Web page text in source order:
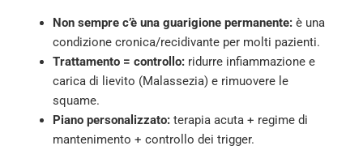
Non sempre c’è una guarigione permanente: è una
condizione cronica/recidivante per molti pazienti.
Trattamento = controllo: ridurre infiammazione e
carica di lievito (Malassezia) e rimuovere le
squame.
Piano personalizzato: terapia acuta + regime di
mantenimento + controllo dei trigger.